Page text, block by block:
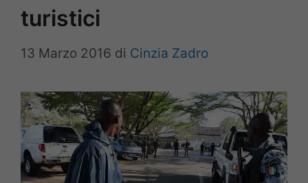
turistici
13 Marzo 2016 di Cinzia Zadro